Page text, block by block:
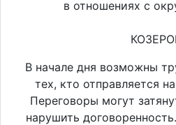
в отношениях с
В начале дня возможны
тех, кто отправляется
Переговоры могут
нарушить